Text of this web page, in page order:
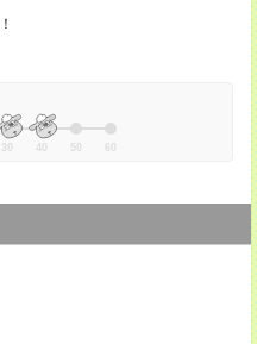
30 40 50 60